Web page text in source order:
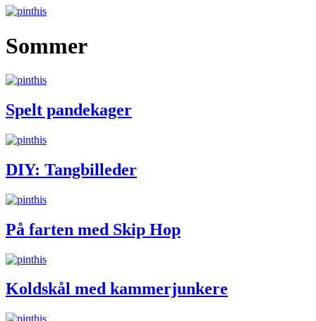
Sommer
Spelt pandekager
DIY: Tangbilleder
På farten med Skip Hop
Koldskål med kammerjunkere